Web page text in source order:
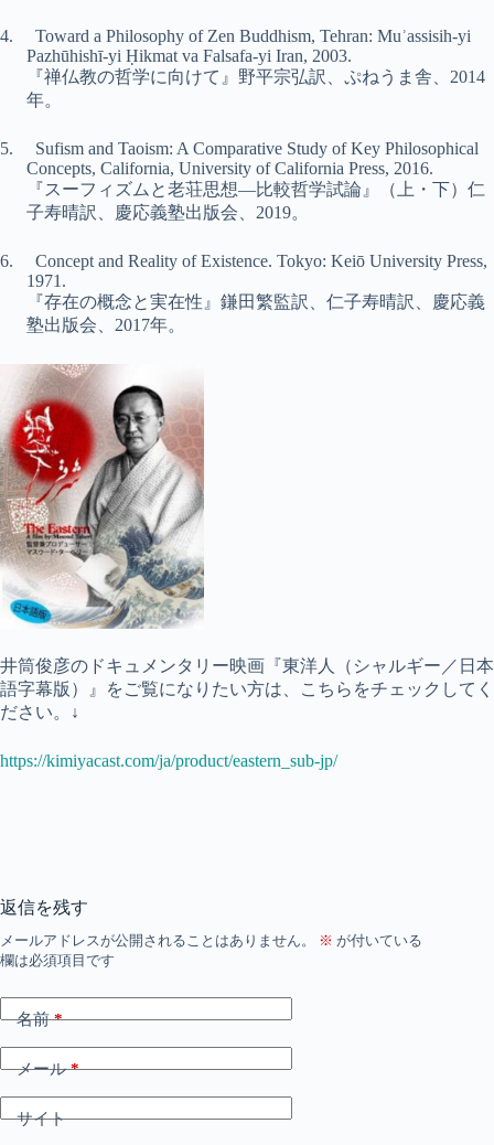
4. Toward a Philosophy of Zen Buddhism, Tehran: Muʾassisih-yi
Pazhūhishī-yi Ḥikmat va Falsafa-yi Iran, 2003.
『禅仏教の哲学に向けて』野平宗弘訳、ぷねうま舎、2014
年。
5. Sufism and Taoism: A Comparative Study of Key Philosophical
Concepts, California, University of California Press, 2016.
『スーフィズムと老荘思想―比較哲学試論』（上・下）仁
子寿晴訳、慶応義塾出版会、2019。
6. Concept and Reality of Existence. Tokyo: Keiō University Press,
1971.
『存在の概念と実在性』鎌田繁監訳、仁子寿晴訳、慶応義
塾出版会、2017年。
井筒俊彦のドキュメンタリー映画『東洋人（シャルギー／日本
語字幕版）』をご覧になりたい方は、こちらをチェックしてく
ださい。↓
https://kimiyacast.com/ja/product/eastern_sub-jp/
返信を残す
メールアドレスが公開されることはありません。 ※ が付いている
欄は必須項目です
名前*
メール*
サイト